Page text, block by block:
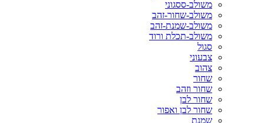
משולב-ססגוני
משולב-שחור-זהב
משולב-שמנת-זהב
משולב-תכלת ורוד
סגול
צבעוני
צהוב
שחור
שחור וזהב
שחור לבן
שחור לבן ואפור
שמנת